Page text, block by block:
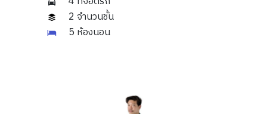
2 จำนวนชั้น
5 ห้องนอน